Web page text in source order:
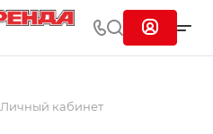
Личный кабинет